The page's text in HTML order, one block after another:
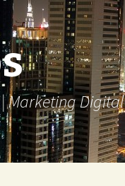
Marketing Digital